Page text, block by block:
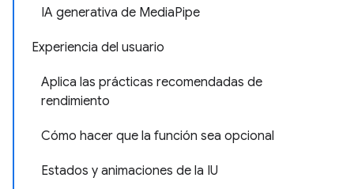
IA generativa de MediaPipe
Experiencia del usuario
Aplica las prácticas recomendadas de
rendimiento
Cómo hacer que la función sea opcional
Estados y animaciones de la IU